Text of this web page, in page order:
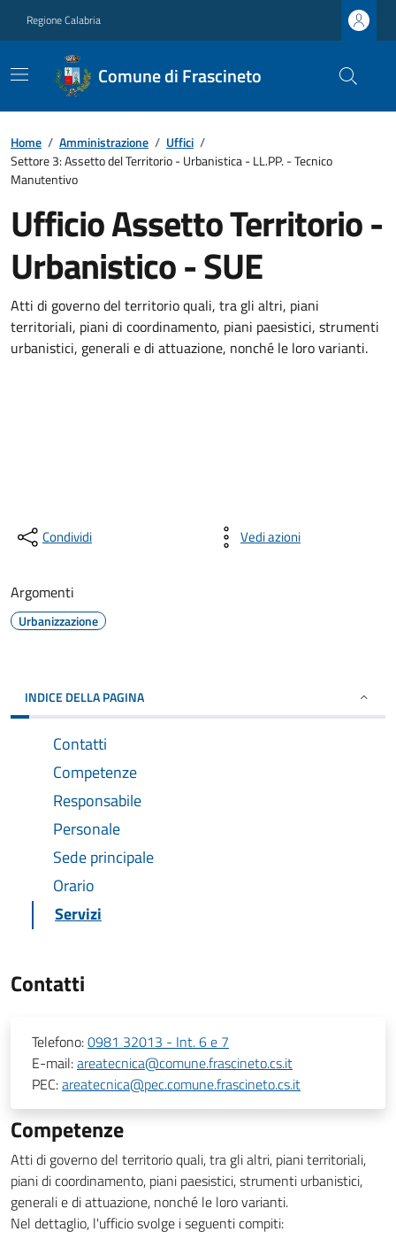
Regione Calabria
Comune di Frascineto
Home / Amministrazione / Uffici /
Settore 3: Assetto del Territorio - Urbanistica - LL.PP. - Tecnico
Manutentivo
Ufficio Assetto Territorio -
Urbanistico - SUE
Atti di governo del territorio quali, tra gli altri, piani
territoriali, piani di coordinamento, piani paesistici, strumenti
urbanistici, generali e di attuazione, nonché le loro varianti.
Condividi Vedi azioni
Argomenti
Urbanizzazione
INDICE DELLA PAGINA
Contatti
Competenze
Responsabile
Personale
Sede principale
Orario
Servizi
Contatti
Telefono:0981 32013 - Int. 6 e 7
E-mail:areatecnica@comune.frascineto.cs.it
PEC:areatecnica@pec.comune.frascineto.cs.it
Competenze
Atti di governo del territorio quali, tra gli altri, piani territoriali,
piani di coordinamento, piani paesistici, strumenti urbanistici,
generali e di attuazione, nonché le loro varianti.
Nel dettaglio, l'ufficio svolge i seguenti compiti: